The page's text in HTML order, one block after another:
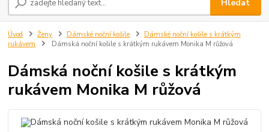
Hledat
Úvod Ženy Dámské noční košile
Dámské noční košile s krátkým
rukávem
Dámská noční košile s krátkým rukávem Monika M růžová
Dámská noční košile s krátkým
rukávem Monika M růžová